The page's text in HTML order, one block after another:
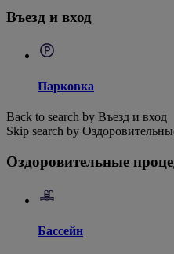
Въезд и вход
Парковка
Back to search by Въезд и вход
Skip search by
Оздоровительные
Бассейн